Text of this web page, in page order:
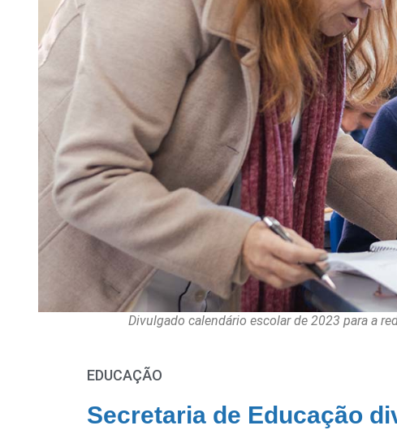
Divulgado calendário escolar de 2023 para a
EDUCAÇÃO
Secretaria de Educação